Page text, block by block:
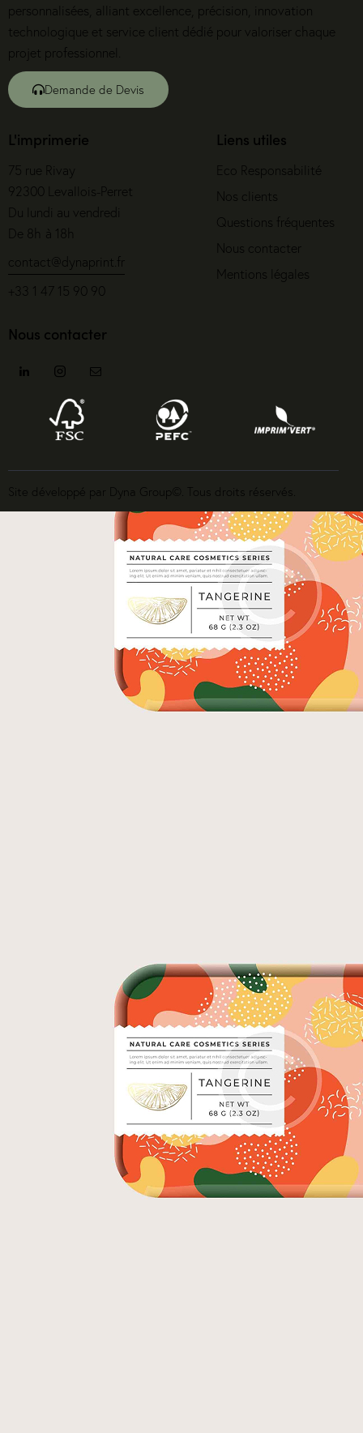
D
personnalisées, alliant excellence, précision, innovation
technologique et service client dédié pour valoriser chaque
projet professionnel.
Demande de Devis
L'imprimerie
75 rue Rivay
92300 Levallois-Perret
Du lundi au vendredi
De 8h à 18h
contact@dynaprint.fr
+33 1 47 15 90 90
Liens utiles
Eco Responsabilité
Nos clients
Questions fréquentes
Nous contacter
Mentions légales
Nous contacter
Site développé par Dyna Group©. Tous droits réservés.